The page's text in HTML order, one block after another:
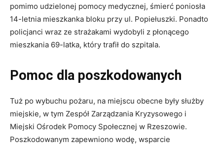
pomimo udzielonej pomocy medycznej, śmierć poniosła
14-letnia mieszkanka bloku przy ul. Popiełuszki. Ponadto
policjanci wraz ze strażakami wydobyli z płonącego
mieszkania 69-latka, który trafił do szpitala.
Pomoc dla poszkodowanych
Tuż po wybuchu pożaru, na miejscu obecne były służby
miejskie, w tym Zespół Zarządzania Kryzysowego i
Miejski Ośrodek Pomocy Społecznej w Rzeszowie.
Poszkodowanym zapewniono wodę, wsparcie